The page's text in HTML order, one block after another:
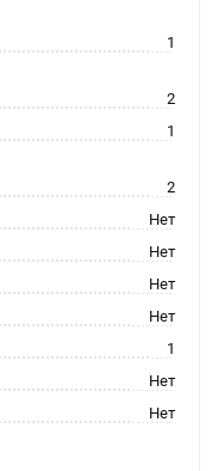
1
2
1
2
Нет
Нет
Нет
Нет
1
Нет
Нет